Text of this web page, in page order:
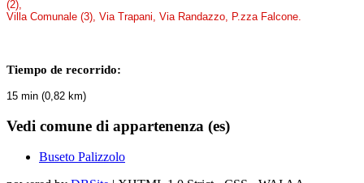
(2),
Villa Comunale (3), Via Trapani, Via Randazzo, P.zza Falcone.
Tiempo de recorrido:
15 min (0,82 km)
Vedi comune di appartenenza (es)
Buseto Palizzolo